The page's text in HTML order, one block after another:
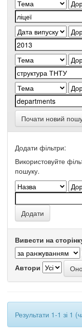
Почати новий
Додати фільтри:
Використовуйте
пошуку.
Вивести на
Автори
Результати 1-1 зі 1